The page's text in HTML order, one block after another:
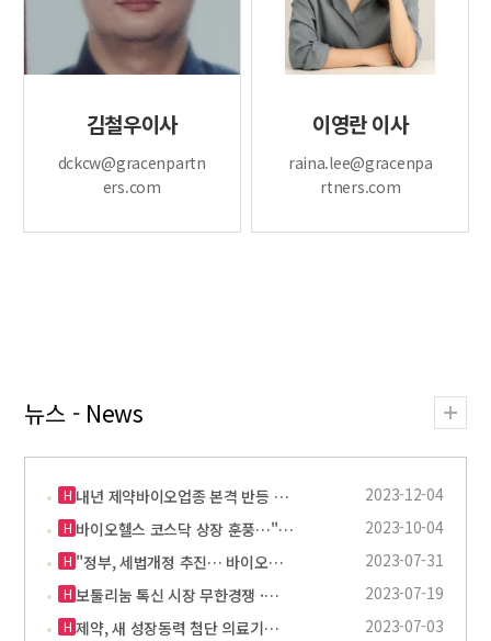
김철우이사
dckcw@gracenpartn
ers.com
이영란 이사
raina.lee@gracenpa
rtners.com
뉴스 - News
H 내년 제약바이오업종 본격 반등 … 2023-12-04
H 바이오헬스 코스닥 상장 훈풍…"… 2023-10-04
H "정부, 세법개정 추진… 바이오… 2023-07-31
H 보툴리눔 톡신 시장 무한경쟁 ·… 2023-07-19
H 제약, 새 성장동력 첨단 의료기… 2023-07-03